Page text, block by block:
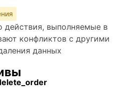
действия, выполняемые в
конфликтов с другими
данных